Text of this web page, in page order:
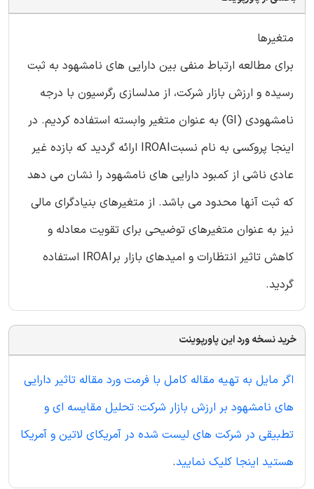
متغیرها
برای مطالعه ارتباط منفی بین دارایی های نامشهود به ثبت
رسیده و ارزش بازار شرکت، از مدلسازی رگرسیون با درجه
نامشهودی (GI) به عنوان متغیر وابسته استفاده کردیم. در
اینجا پروکسی به نام نسبتIROAI ارائه گردید که بازده غیر
عادی ناشی از کمبود دارایی های نامشهود را نشان می دهد
که ثبت آنها محدود می باشد. از متغیرهای بنیادگرای مالی
نیز به عنوان متغیرهای توضیحی برای تقویت معادله و
کاهش تاثیر انتظارات و امیدهای بازار برIROAI استفاده
گردید.
خرید نسخه ورد این پاورپوینت
اگر مایل به تهیه مقاله کامل با فرمت ورد مقاله تاثیر دارایی
های نامشهود بر ارزش بازار شرکت: تحلیل مقایسه ای و
تطبیقی در شرکت های لیست شده در آمریکای لاتین و آمریکا
هستید اینجا کلیک نمایید.